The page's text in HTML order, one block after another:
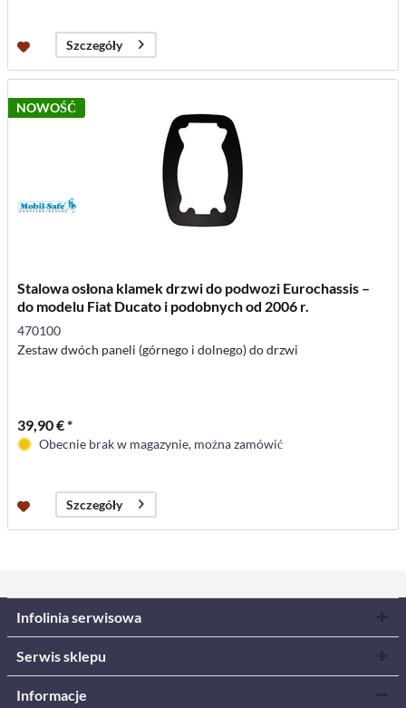
Szczegóły
NOWOŚĆ
Stalowa osłona klamek drzwi do podwozi Eurochassis –
do modelu Fiat Ducato i podobnych od 2006 r.
470100
Zestaw dwóch paneli (górnego i dolnego) do drzwi
39,90 € *
Obecnie brak w magazynie, można zamówić
Szczegóły
Infolinia serwisowa
Serwis sklepu
Informacje